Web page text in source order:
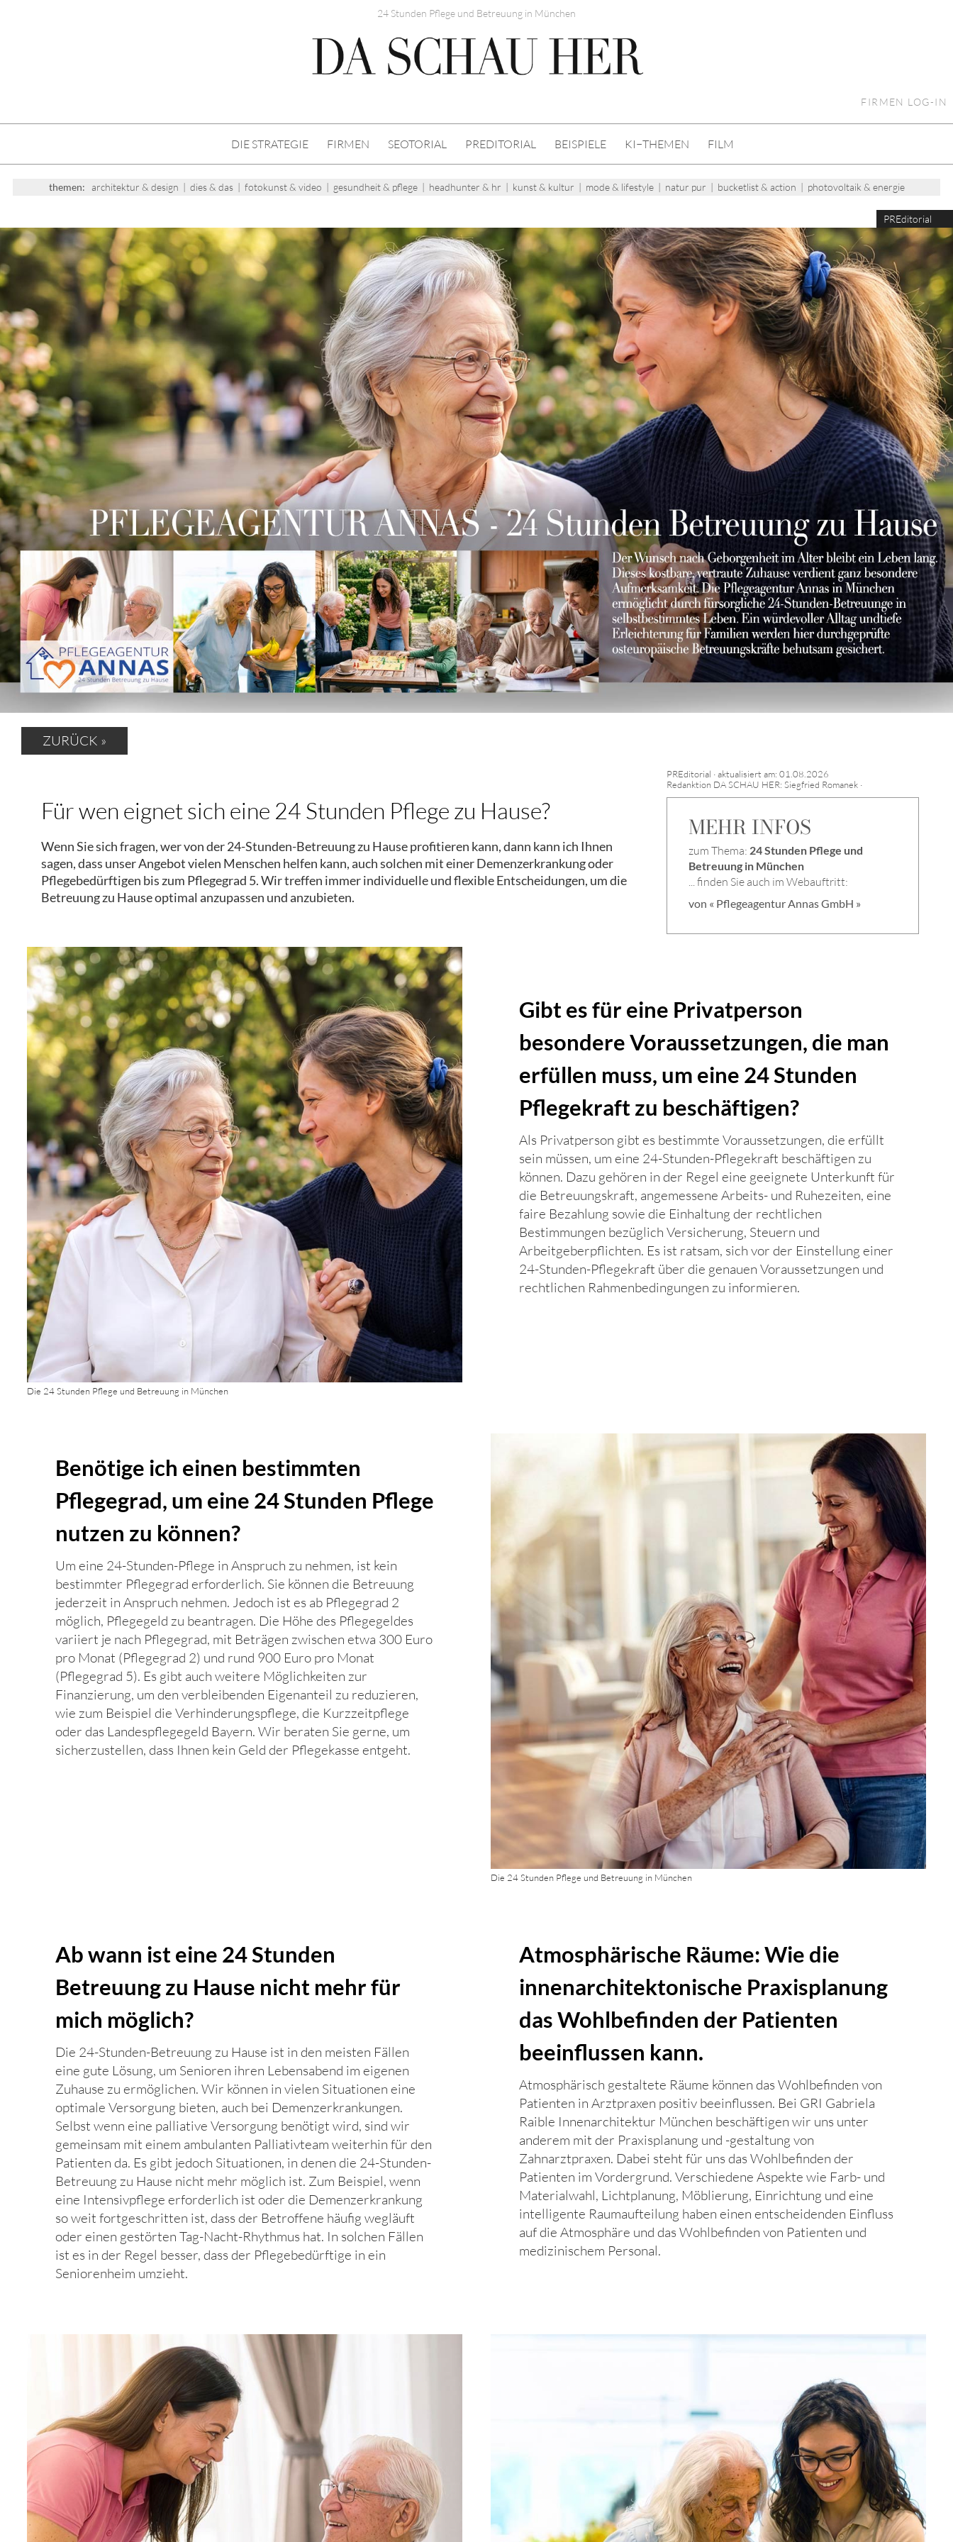
24 Stunden Pflege und Betreuung in München
FIRMEN LOG-IN
DIE STRATEGIE FIRMEN SEOTORIAL PREDITORIAL BEISPIELE KI−THEMEN FILM
themen: architektur & design | dies & das| fotokunst & video | gesundheit & pflege| headhunter & hr | kunst & kultur | mode & lifestyle| natur pur | bucketlist & action | photovoltaik & energie
PREditorial
ZURÜCK »
Für wen eignet sich eine 24 Stunden Pflege zu Hause?
Wenn Sie sich fragen, wer von der 24-Stunden-Betreuung zu Hause profitieren kann, dann kann ich Ihnen
sagen, dass unser Angebot vielen Menschen helfen kann, auch solchen mit einer Demenzerkrankung oder
Pflegebedürftigen bis zum Pflegegrad 5. Wir treffen immer individuelle und flexible Entscheidungen, um die
Betreuung zu Hause optimal anzupassen und anzubieten.
PREditorial · aktualisiert am: 01.08.2026
Redanktion DA SCHAU HER: Siegfried Romanek ·
MEHR INFOS
zum Thema: 24 Stunden Pflege und
Betreuung in München
... finden Sie auch im Webauftritt:
von « Pflegeagentur Annas GmbH »
Die 24 Stunden Pflege und Betreuung in München
Gibt es für eine Privatperson
besondere Voraussetzungen, die man
erfüllen muss, um eine 24 Stunden
Pflegekraft zu beschäftigen?
Als Privatperson gibt es bestimmte Voraussetzungen, die erfüllt
sein müssen, um eine 24-Stunden-Pflegekraft beschäftigen zu
können. Dazu gehören in der Regel eine geeignete Unterkunft für
die Betreuungskraft, angemessene Arbeits- und Ruhezeiten, eine
faire Bezahlung sowie die Einhaltung der rechtlichen
Bestimmungen bezüglich Versicherung, Steuern und
Arbeitgeberpflichten. Es ist ratsam, sich vor der Einstellung einer
24-Stunden-Pflegekraft über die genauen Voraussetzungen und
rechtlichen Rahmenbedingungen zu informieren.
Benötige ich einen bestimmten
Pflegegrad, um eine 24 Stunden Pflege
nutzen zu können?
Um eine 24-Stunden-Pflege in Anspruch zu nehmen, ist kein
bestimmter Pflegegrad erforderlich. Sie können die Betreuung
jederzeit in Anspruch nehmen. Jedoch ist es ab Pflegegrad 2
möglich, Pflegegeld zu beantragen. Die Höhe des Pflegegeldes
variiert je nach Pflegegrad, mit Beträgen zwischen etwa 300 Euro
pro Monat (Pflegegrad 2) und rund 900 Euro pro Monat
(Pflegegrad 5). Es gibt auch weitere Möglichkeiten zur
Finanzierung, um den verbleibenden Eigenanteil zu reduzieren,
wie zum Beispiel die Verhinderungspflege, die Kurzzeitpflege
oder das Landespflegegeld Bayern. Wir beraten Sie gerne, um
sicherzustellen, dass Ihnen kein Geld der Pflegekasse entgeht.
Die 24 Stunden Pflege und Betreuung in München
Ab wann ist eine 24 Stunden
Betreuung zu Hause nicht mehr für
mich möglich?
Die 24-Stunden-Betreuung zu Hause ist in den meisten Fällen
eine gute Lösung, um Senioren ihren Lebensabend im eigenen
Zuhause zu ermöglichen. Wir können in vielen Situationen eine
optimale Versorgung bieten, auch bei Demenzerkrankungen.
Selbst wenn eine palliative Versorgung benötigt wird, sind wir
gemeinsam mit einem ambulanten Palliativteam weiterhin für den
Patienten da. Es gibt jedoch Situationen, in denen die 24-Stunden-
Betreuung zu Hause nicht mehr möglich ist. Zum Beispiel, wenn
eine Intensivpflege erforderlich ist oder die Demenzerkrankung
so weit fortgeschritten ist, dass der Betroffene häufig wegläuft
oder einen gestörten Tag-Nacht-Rhythmus hat. In solchen Fällen
ist es in der Regel besser, dass der Pflegebedürftige in ein
Seniorenheim umzieht.
Atmosphärische Räume: Wie die
innenarchitektonische Praxisplanung
das Wohlbefinden der Patienten
beeinflussen kann.
Atmosphärisch gestaltete Räume können das Wohlbefinden von
Patienten in Arztpraxen positiv beeinflussen. Bei GRI Gabriela
Raible Innenarchitektur München beschäftigen wir uns unter
anderem mit der Praxisplanung und -gestaltung von
Zahnarztpraxen. Dabei steht für uns das Wohlbefinden der
Patienten im Vordergrund. Verschiedene Aspekte wie Farb- und
Materialwahl, Lichtplanung, Möblierung, Einrichtung und eine
intelligente Raumaufteilung haben einen entscheidenden Einfluss
auf die Atmosphäre und das Wohlbefinden von Patienten und
medizinischem Personal.